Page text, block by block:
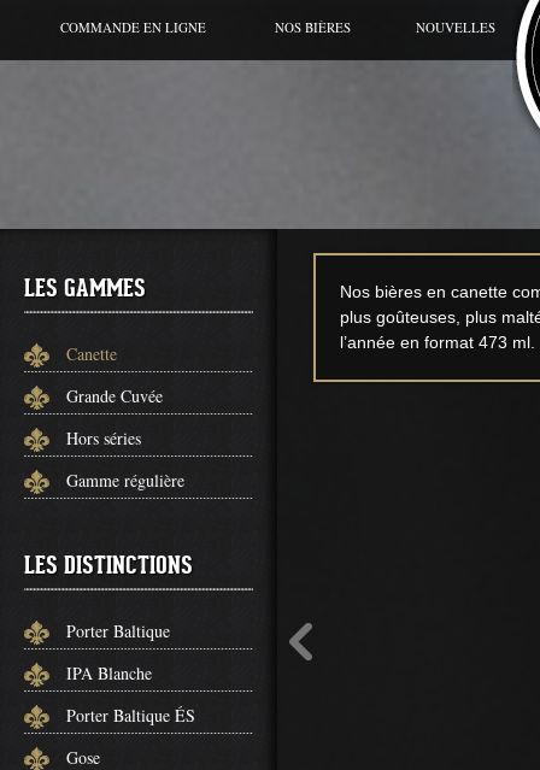
COMMANDE EN LIGNE NOS BIÈRES
GAMME RÉGULIÈRE
NOUVELLES
LES GAMMES
Canette
Grande Cuvée
Hors séries
Gamme régulière
LES DISTINCTIONS
Porter Baltique
IPA Blanche
Porter Baltique ÉS
Gose
Nos bières en canette
plus goûteuses, plus
l’année en format 473 ml.